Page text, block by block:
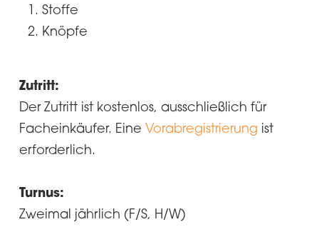
Stoffe
Knöpfe
Zutritt:
Der Zutritt ist kostenlos, ausschließlich für
Facheinkäufer. EineVorabregistrierung ist
erforderlich.
Turnus:
Zweimal jährlich (F/S, H/W)